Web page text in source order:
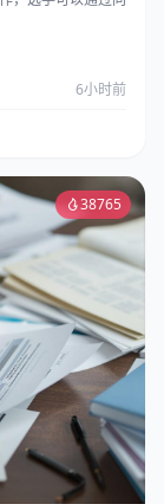
6小时前
38765